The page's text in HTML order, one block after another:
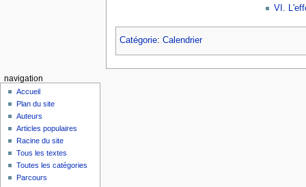
VI.
Catégorie: Calendrier
navigation
Accueil
Plan du site
Auteurs
Articles populaires
Racine du site
Tous les textes
Toutes les catégories
Parcours